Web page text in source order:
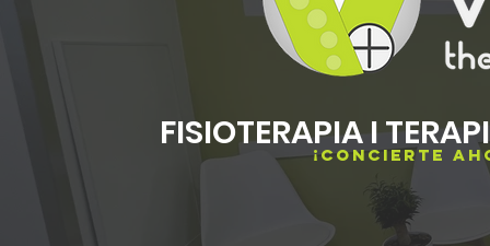
¡CONCIERTE
FISIOTERAPIA I